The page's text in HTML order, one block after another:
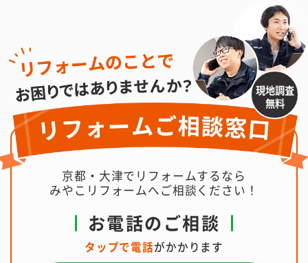
現地調査
無料
京都・大津でリフォームするなら
みやこリフォームへご相談ください！
お電話のご相談
タップで電話がかかります